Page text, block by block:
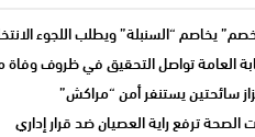
يخاصم “السنبلة” ويطلب اللجوء
العامة تواصل التحقيق في ظروف وفاة
سائحتين يستنفر أمن “مراكش”
الصحة ترفع راية العصيان ضد قرار إداري